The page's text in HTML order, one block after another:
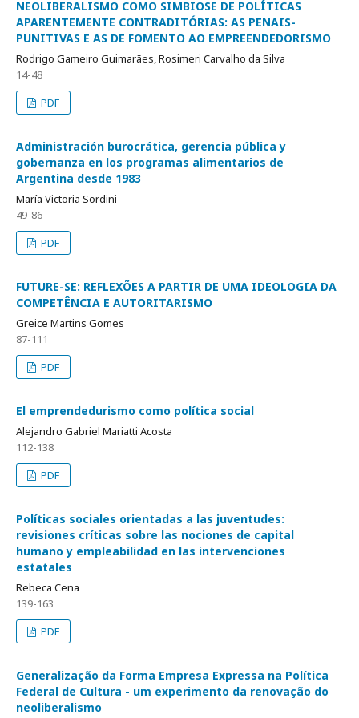
NEOLIBERALISMO COMO SIMBIOSE DE POLÍTICAS
APARENTEMENTE CONTRADITÓRIAS: AS PENAIS-
PUNITIVAS E AS DE FOMENTO AO EMPREENDEDORISMO
Rodrigo Gameiro Guimarães, Rosimeri Carvalho da Silva
14-48
PDF
Administración burocrática, gerencia pública y
gobernanza en los programas alimentarios de
Argentina desde 1983
María Victoria Sordini
49-86
PDF
FUTURE-SE: REFLEXÕES A PARTIR DE UMA IDEOLOGIA DA
COMPETÊNCIA E AUTORITARISMO
Greice Martins Gomes
87-111
PDF
El emprendedurismo como política social
Alejandro Gabriel Mariatti Acosta
112-138
PDF
Políticas sociales orientadas a las juventudes:
revisiones críticas sobre las nociones de capital
humano y empleabilidad en las intervenciones
estatales
Rebeca Cena
139-163
PDF
Generalização da Forma Empresa Expressa na Política
Federal de Cultura - um experimento da renovação do
neoliberalismo